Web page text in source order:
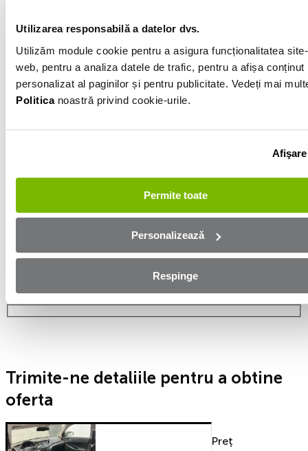
Utilizarea responsabilă a datelor dvs.
Utilizăm module cookie pentru a asigura funcționalitatea
web, pentru a analiza datele de trafic, pentru a afișa conținut
personalizat al paginilor și pentru publicitate. Vedeți mai
Politicanoastră privind cookie-urile.
Afişare
Permite toate
Personalizează
Respinge
Informatiile vanzatorului
0740092172
Trimite e-mail
Aplică online și bucură-te de
aprobare rapidă!
Ești mai aproape de mașina dorită! Completează
Trimite-ne detaliile pentru a obtine
oferta
Preț